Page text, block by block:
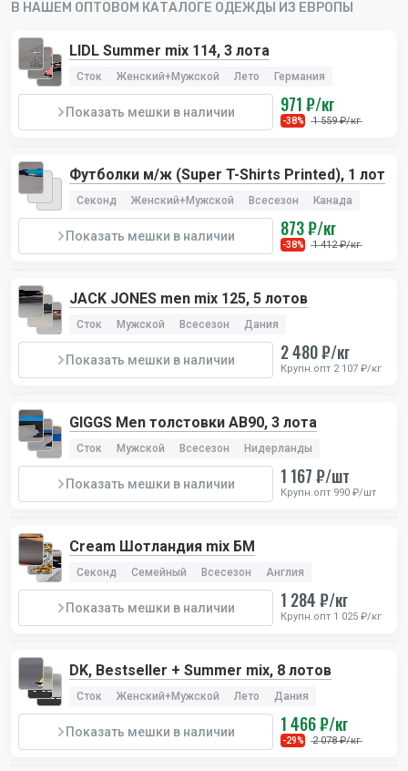
драгоценными камнями.
Ваша цена 550 ₽/шт
Цена в ритейле 5000-20000 ₽/шт
Количество в лоте 25 шт
8 Кепки Richmond
Британский бренд дизайнера Джона Ричмонда.
модели.
Ваша цена
3500-6000 ₽/шт
Количество в лоте
Получить скидку на первый заказ
В НАШЕМ ОПТОВОМ КАТАЛОГЕ ОДЕЖДЫ ИЗ ЕВРОПЫ
LIDL Summer mix 114, 3 лота
Сток Женский+Мужской Лето Германия
Показать мешки в наличии 971 ₽/кг
-38% 1 559 ₽/кг
Футболки м/ж (Super T-Shirts Printed), 1 лот
Секонд Женский+Мужской Всесезон Канада
Показать мешки в наличии 873 ₽/кг
-38% 1 412 ₽/кг
JACK JONES men mix 125, 5 лотов
Сток Мужской Всесезон Дания
Показать мешки в наличии 2 480 ₽/кг
Крупн.опт 2 107 ₽/кг
GIGGS Men толстовки AB90, 3 лота
Сток Мужской Всесезон Нидерланды
Показать мешки в наличии 1 167 ₽/шт
Крупн.опт 990 ₽/шт
Cream Шотландия mix БМ
Секонд Семейный Всесезон Англия
Показать мешки в наличии 1 284 ₽/кг
Крупн.опт 1 025 ₽/кг
DK, Bestseller + Summer mix, 8 лотов
Сток Женский+Мужской Лето Дания
Показать мешки в наличии 1 466 ₽/кг
-29% 2 078 ₽/кг